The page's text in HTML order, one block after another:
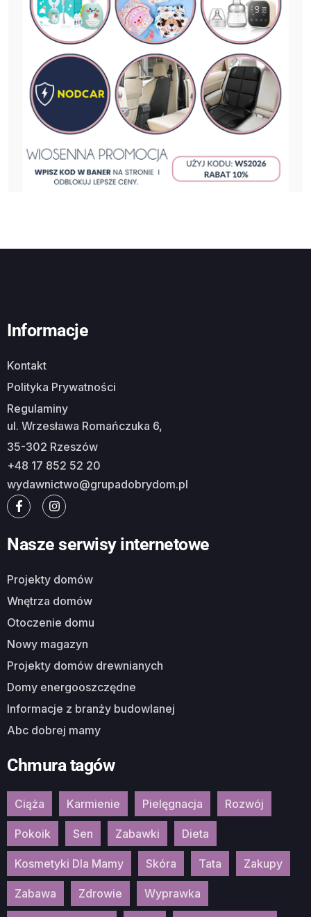
Informacje
Kontakt
Polityka Prywatności
Regulaminy
ul. Wrzesława Romańczuka 6,
35-302 Rzeszów
+48 17 852 52 20
wydawnictwo@grupadobrydom.pl
Nasze serwisy internetowe
Projekty domów
Wnętrza domów
Otoczenie domu
Nowy magazyn
Projekty domów drewnianych
Domy energooszczędne
Informacje z branży budowlanej
Abc dobrej mamy
Chmura tagów
Ciąża Karmienie Pielęgnacja Rozwój
Pokoik Sen Zabawki Dieta
Kosmetyki Dla Mamy Skóra Tata Zakupy
Zabawa Zdrowie Wyprawka